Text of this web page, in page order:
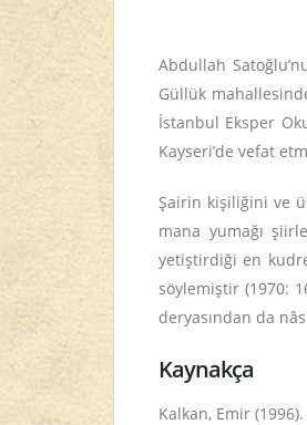
Abdullah
Güllük
İstanbul Eksper
Kayseri’de vefat
Şairin kişiliğini ve
mana yumağı
yetiştirdiği en
söylemiştir (1970:
deryasından da
Kaynakça
Kalkan, Emir (1996).